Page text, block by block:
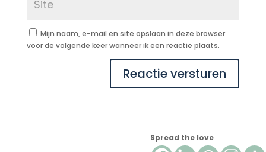
Mijn naam, e-mail en site opslaan in deze browser
voor de volgende keer wanneer ik een reactie plaats.
Reactie versturen
Spread the love